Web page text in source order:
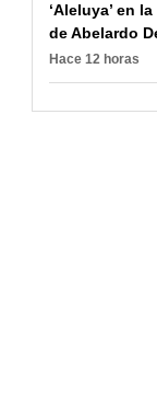
‘Aleluya’ en
de Abelardo
Hace 12 horas